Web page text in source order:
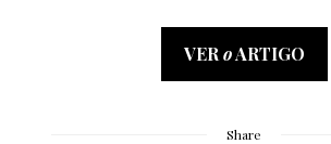
VER oARTIGO
Share